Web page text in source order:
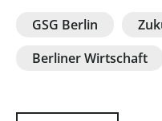
GSG Berlin
Berliner Wirtschaft